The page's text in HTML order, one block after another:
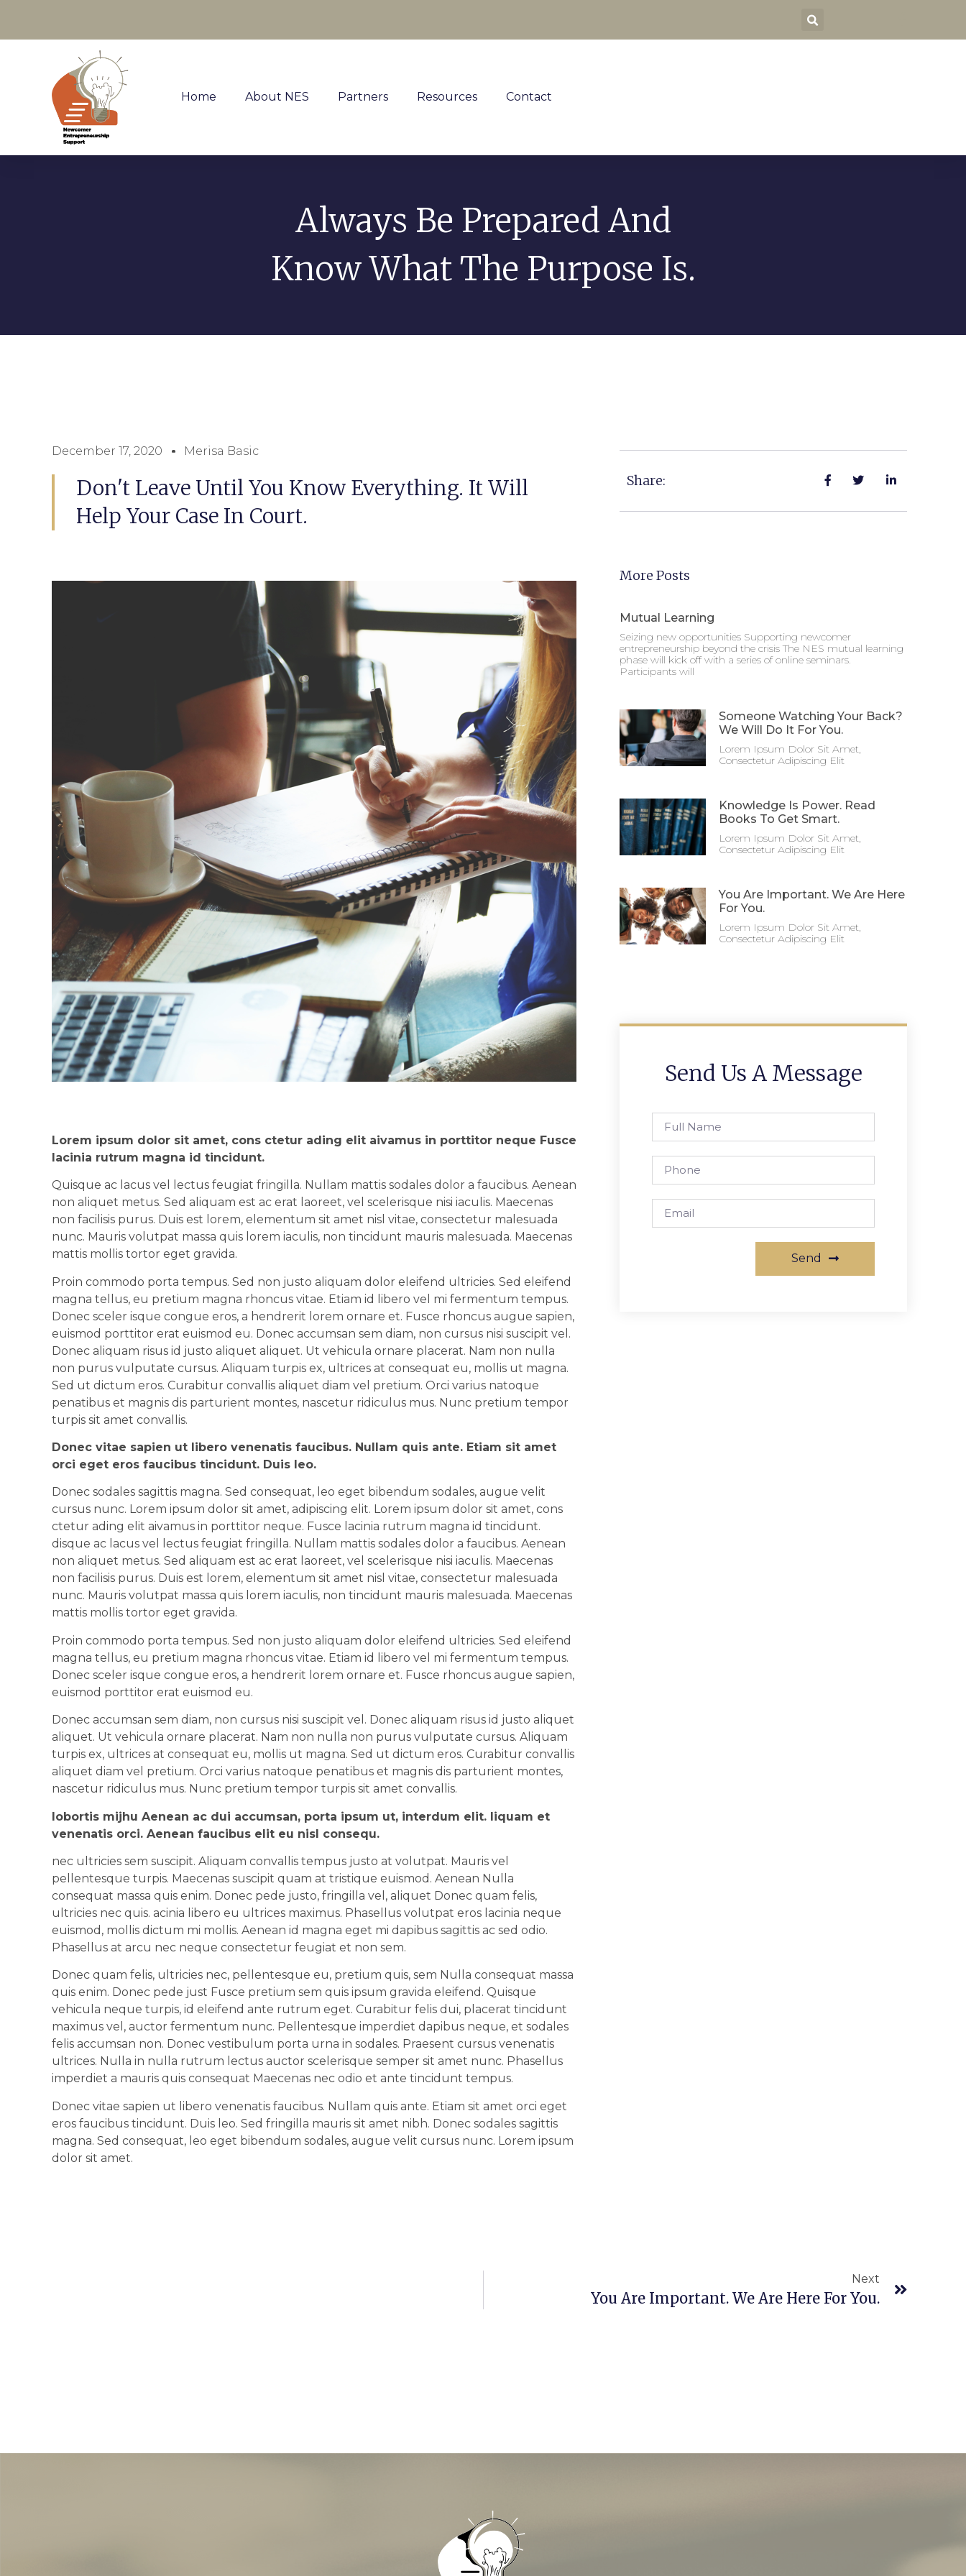
Home About NES Partners Resources Contact
Always Be Prepared And
Know What The Purpose Is.
December 17, 2020 Merisa Basic
Don't Leave Until You Know Everything. It Will
Help Your Case In Court.
Lorem ipsum dolor sit amet, cons ctetur ading elit aivamus in porttitor neque Fusce
lacinia rutrum magna id tincidunt.
Quisque ac lacus vel lectus feugiat fringilla. Nullam mattis sodales dolor a faucibus. Aenean
non aliquet metus. Sed aliquam est ac erat laoreet, vel scelerisque nisi iaculis. Maecenas
non facilisis purus. Duis est lorem, elementum sit amet nisl vitae, consectetur malesuada
nunc. Mauris volutpat massa quis lorem iaculis, non tincidunt mauris malesuada. Maecenas
mattis mollis tortor eget gravida.
Proin commodo porta tempus. Sed non justo aliquam dolor eleifend ultricies. Sed eleifend
magna tellus, eu pretium magna rhoncus vitae. Etiam id libero vel mi fermentum tempus.
Donec sceler isque congue eros, a hendrerit lorem ornare et. Fusce rhoncus augue sapien,
euismod porttitor erat euismod eu. Donec accumsan sem diam, non cursus nisi suscipit vel.
Donec aliquam risus id justo aliquet aliquet. Ut vehicula ornare placerat. Nam non nulla
non purus vulputate cursus. Aliquam turpis ex, ultrices at consequat eu, mollis ut magna.
Sed ut dictum eros. Curabitur convallis aliquet diam vel pretium. Orci varius natoque
penatibus et magnis dis parturient montes, nascetur ridiculus mus. Nunc pretium tempor
turpis sit amet convallis.
Donec vitae sapien ut libero venenatis faucibus. Nullam quis ante. Etiam sit amet
orci eget eros faucibus tincidunt. Duis leo.
Donec sodales sagittis magna. Sed consequat, leo eget bibendum sodales, augue velit
cursus nunc. Lorem ipsum dolor sit amet, adipiscing elit. Lorem ipsum dolor sit amet, cons
ctetur ading elit aivamus in porttitor neque. Fusce lacinia rutrum magna id tincidunt.
disque ac lacus vel lectus feugiat fringilla. Nullam mattis sodales dolor a faucibus. Aenean
non aliquet metus. Sed aliquam est ac erat laoreet, vel scelerisque nisi iaculis. Maecenas
non facilisis purus. Duis est lorem, elementum sit amet nisl vitae, consectetur malesuada
nunc. Mauris volutpat massa quis lorem iaculis, non tincidunt mauris malesuada. Maecenas
mattis mollis tortor eget gravida.
Proin commodo porta tempus. Sed non justo aliquam dolor eleifend ultricies. Sed eleifend
magna tellus, eu pretium magna rhoncus vitae. Etiam id libero vel mi fermentum tempus.
Donec sceler isque congue eros, a hendrerit lorem ornare et. Fusce rhoncus augue sapien,
euismod porttitor erat euismod eu.
Donec accumsan sem diam, non cursus nisi suscipit vel. Donec aliquam risus id justo aliquet
aliquet. Ut vehicula ornare placerat. Nam non nulla non purus vulputate cursus. Aliquam
turpis ex, ultrices at consequat eu, mollis ut magna. Sed ut dictum eros. Curabitur convallis
aliquet diam vel pretium. Orci varius natoque penatibus et magnis dis parturient montes,
nascetur ridiculus mus. Nunc pretium tempor turpis sit amet convallis.
lobortis mijhu Aenean ac dui accumsan, porta ipsum ut, interdum elit. liquam et
venenatis orci. Aenean faucibus elit eu nisl consequ.
nec ultricies sem suscipit. Aliquam convallis tempus justo at volutpat. Mauris vel
pellentesque turpis. Maecenas suscipit quam at tristique euismod. Aenean Nulla
consequat massa quis enim. Donec pede justo, fringilla vel, aliquet Donec quam felis,
ultricies nec quis. acinia libero eu ultrices maximus. Phasellus volutpat eros lacinia neque
euismod, mollis dictum mi mollis. Aenean id magna eget mi dapibus sagittis ac sed odio.
Phasellus at arcu nec neque consectetur feugiat et non sem.
Donec quam felis, ultricies nec, pellentesque eu, pretium quis, sem Nulla consequat massa
quis enim. Donec pede just Fusce pretium sem quis ipsum gravida eleifend. Quisque
vehicula neque turpis, id eleifend ante rutrum eget. Curabitur felis dui, placerat tincidunt
maximus vel, auctor fermentum nunc. Pellentesque imperdiet dapibus neque, et sodales
felis accumsan non. Donec vestibulum porta urna in sodales. Praesent cursus venenatis
ultrices. Nulla in nulla rutrum lectus auctor scelerisque semper sit amet nunc. Phasellus
imperdiet a mauris quis consequat Maecenas nec odio et ante tincidunt tempus.
Donec vitae sapien ut libero venenatis faucibus. Nullam quis ante. Etiam sit amet orci eget
eros faucibus tincidunt. Duis leo. Sed fringilla mauris sit amet nibh. Donec sodales sagittis
magna. Sed consequat, leo eget bibendum sodales, augue velit cursus nunc. Lorem ipsum
dolor sit amet.
Share:
More Posts
Mutual Learning
Seizing new opportunities Supporting newcomer
entrepreneurship beyond the crisis The NES mutual learning
phase will kick off with a series of online seminars.
Participants will
Someone Watching Your Back?
We Will Do It For You.
Lorem Ipsum Dolor Sit Amet,
Consectetur Adipiscing Elit
Knowledge Is Power. Read
Books To Get Smart.
Lorem Ipsum Dolor Sit Amet,
Consectetur Adipiscing Elit
You Are Important. We Are Here
For You.
Lorem Ipsum Dolor Sit Amet,
Consectetur Adipiscing Elit
Send Us A Message
Send
Next
You Are Important. We Are Here For You.